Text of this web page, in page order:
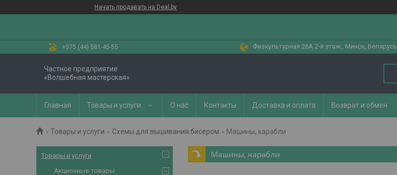
Начать продавать на Deal.by
+375 (44) 581-45-55 Физкультурная 26А 2-й этаж., Минск, Беларусь
Частное предприятие
«Волшебная мастерская»
Главная Товары и услуги О нас Контакты Доставка и оплата Возврат и обмен
Товары и услуги Схемы для вышивания бисером Машины, карабли
Машины, карабли
Товары и услуги
Акционные товары